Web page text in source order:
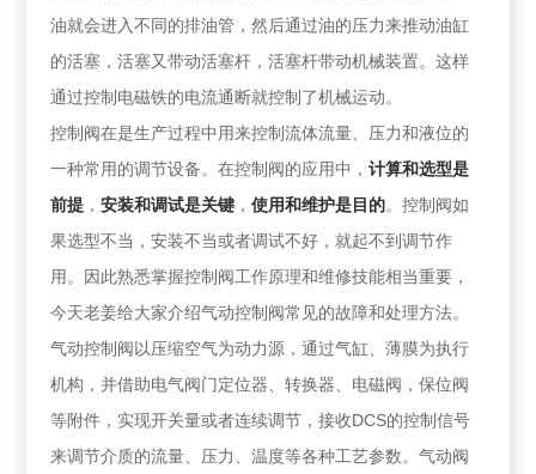
油就会进入不同的排油管，然后通过油的压力来推动油缸
的活塞，活塞又带动活塞杆，活塞杆带动机械装置。这样
通过控制电磁铁的电流通断就控制了机械运动。
控制阀在是生产过程中用来控制流体流量、压力和液位的
一种常用的调节设备。在控制阀的应用中，计算和选型是
前提 ，安装和调试是关键 ，使用和维护是目的。控制阀如
果选型不当，安装不当或者调试不好，就起不到调节作
用。因此熟悉掌握控制阀工作原理和维修技能相当重要，
今天老姜给大家介绍气动控制阀常见的故障和处理方法。
气动控制阀以压缩空气为动力源，通过气缸、薄膜为执行
机构，并借助电气阀门定位器、转换器、电磁阀，保位阀
等附件，实现开关量或者连续调节，接收DCS的控制信号
来调节介质的流量、压力、温度等各种工艺参数。气动阀